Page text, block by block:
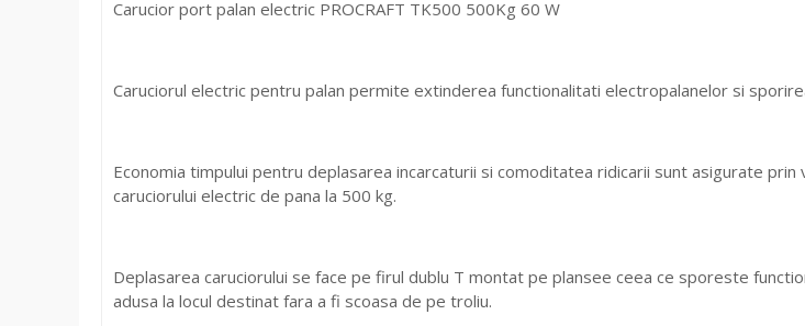
Carucior port palan electric PROCRAFT TK500 500Kg 60 W
Caruciorul electric pentru palan permite extinderea functionalitati electropalanelor si
Economia timpului pentru deplasarea incarcaturii si comoditatea ridicarii sunt asigurate
caruciorului electric de pana la 500 kg.
Deplasarea caruciorului se face pe firul dublu T montat pe plansee ceea ce sporeste
adusa la locul destinat fara a fi scoasa de pe troliu.